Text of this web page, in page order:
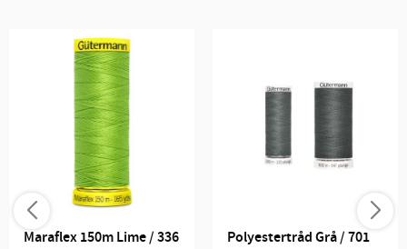
Maraflex 150m Lime / 336
Polyestertråd Grå / 701